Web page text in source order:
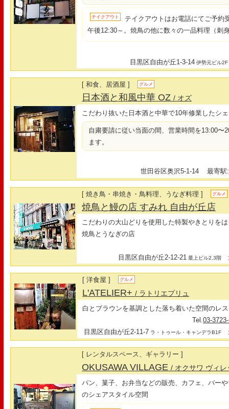
テイクアウト
テイクアウトはお電話にてご予約
午後12:30～。焼鳥の他に数々の一品料理（刺
目黒区自由が丘1-3-14 伊勢元ビル2F
[ 和食、居酒屋 ] グルメ
日本酒と和風中華 OZ/ オズ
こだわり抜いた日本酒と中華で10年修業したシ
自粛要請に従い当面の間、営業時間を13:00〜
ます。
世田谷区奥沢5-1-14 最寄駅:
[ 焼き鳥・串焼き・鳥料理、うなぎ料理 ] グルメ
焼鳥と鰻の店 すみれ 自由が丘店
こだわりの大山どりを使用した特製やきとりを
焼鳥とうなぎの店
目黒区自由が丘2-12-21 最上ビル2,3階
[ 洋食屋 ] グルメ
L'ATELIER+/ ラトリエプリュ
白とブラウンを基調とした落ち着いた空間のレ
Tel.03-
目黒区自由が丘2-11-7 ラ・トゥール・キャンデラB1F
[ レンタルスペース、ギャラリー ]
OKUSAWA VILLAGE/ オクサワ ヴィレ
パン、菓子、お弁当などの販売、カフェ、バー
のシェアスタイル空間